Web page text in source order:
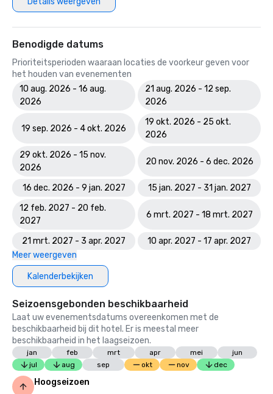
Benodigde datums
Prioriteitsperioden waaraan locaties de voorkeur geven voor
het houden van evenementen
10 aug. 2026 - 16 aug.
2026
21 aug. 2026 - 12 sep.
2026
19 sep. 2026 - 4 okt. 2026
19 okt. 2026 - 25 okt.
2026
29 okt. 2026 - 15 nov.
2026
20 nov. 2026 - 6 dec. 2026
16 dec. 2026 - 9 jan. 2027
15 jan. 2027 - 31 jan. 2027
12 feb. 2027 - 20 feb.
2027
6 mrt. 2027 - 18 mrt. 2027
21 mrt. 2027 - 3 apr. 2027
10 apr. 2027 - 17 apr. 2027
Meer weergeven
Kalenderbekijken
Seizoensgebonden beschikbaarheid
Laat uw evenementsdatums overeenkomen met de
beschikbaarheid bij dit hotel. Er is meestal meer
beschikbaarheid in het laagseizoen.
jan feb mrt apr mei
jun
jul
aug sep okt nov dec
Hoogseizoen